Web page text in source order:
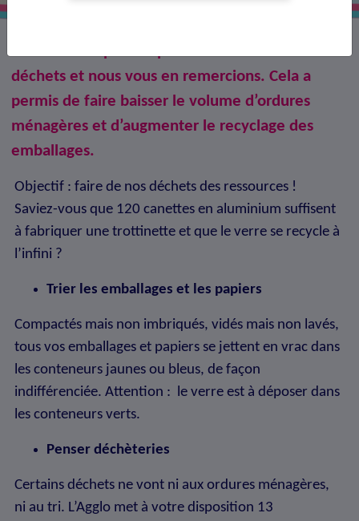
déchets et nous vous en remercions. Cela a
permis de faire baisser le volume d’ordures
ménagères et d’augmenter le recyclage des
emballages.
Objectif : faire de nos déchets des ressources !
Saviez-vous que 120 canettes en aluminium suffisent
à fabriquer une trottinette et que le verre se recycle à
l’infini ?
Trier les emballages et les papiers
Compactés mais non imbriqués, vidés mais non lavés,
tous vos emballages et papiers se jettent en vrac dans
les conteneurs jaunes ou bleus, de façon
indifférenciée. Attention : le verre est à déposer dans
les conteneurs verts.
Penser déchèteries
Certains déchets ne vont ni aux ordures ménagères,
ni au tri. L’Agglo met à votre disposition 13